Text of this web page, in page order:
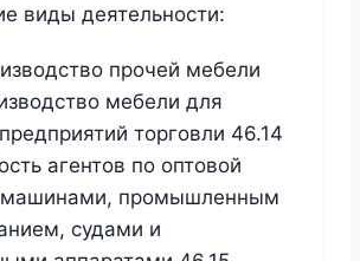
виды деятельности:
прочей мебели
мебели для
торговли 46.14
агентов по оптовой
машинами, промышленным
судами и